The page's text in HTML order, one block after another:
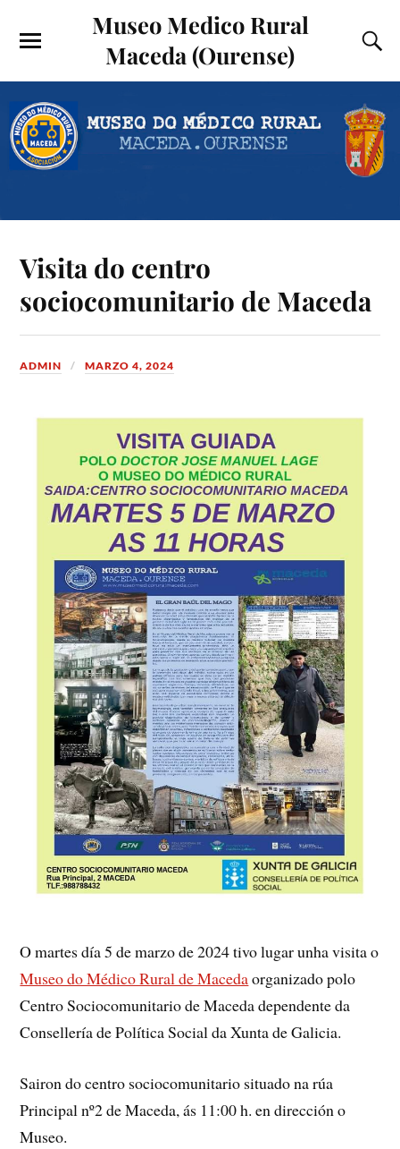
Museo Medico Rural
Maceda (Ourense)
Visita do centro
sociocomunitario de Maceda
ADMIN MARZO 4, 2024
O martes día 5 de marzo de 2024 tivo lugar unha visita o
Museo do Médico Rural de Macedaorganizado polo
Centro Sociocomunitario de Maceda dependente da
Consellería de Política Social da Xunta de Galicia.
Sairon do centro sociocomunitario situado na rúa
Principal nº2 de Maceda, ás 11:00 h. en dirección o
Museo.